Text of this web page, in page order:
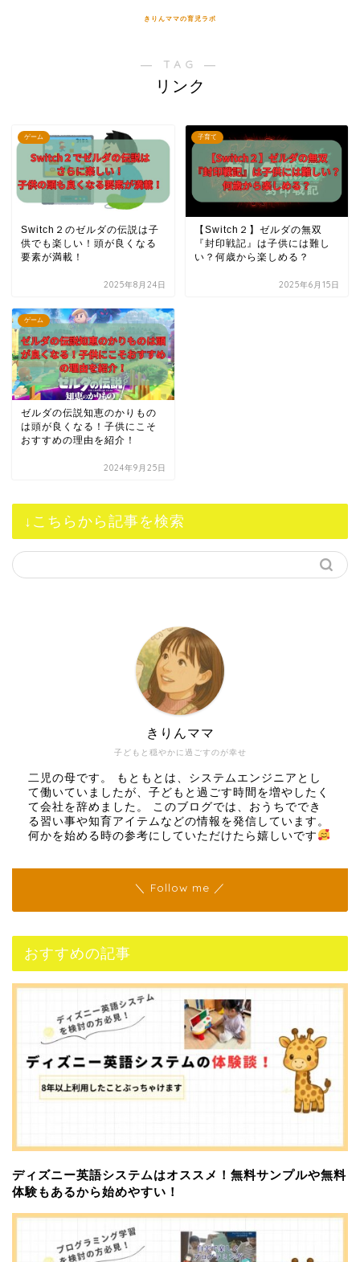
きりんママの育児ラボ
― TAG ―
リンク
ゲーム
Switch２のゼルダの伝説は子
供でも楽しい！頭が良くなる
要素が満載！
2025年8月24日
子育て
【Switch２】ゼルダの無双
『封印戦記』は子供には難し
い？何歳から楽しめる？
2025年6月15日
ゲーム
ゼルダの伝説知恵のかりもの
は頭が良くなる！子供にこそ
おすすめの理由を紹介！
2024年9月25日
↓こちらから記事を検索
子どもと穏やかに過ごすのが幸せ
きりんママ
二児の母です。 もともとは、システムエンジニアとし
て働いていましたが、子どもと過ごす時間を増やしたく
て会社を辞めました。 このブログでは、おうちででき
る習い事や知育アイテムなどの情報を発信しています。
何かを始める時の参考にしていただけたら嬉しいです
＼ Follow me ／
おすすめの記事
ディズニー英語システムはオススメ！無料サンプルや無料
体験もあるから始めやすい！